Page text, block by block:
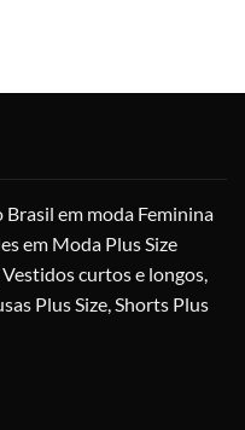
em moda Feminina
em Moda Plus Size
curtos e longos,
Plus Size, Shorts Plus